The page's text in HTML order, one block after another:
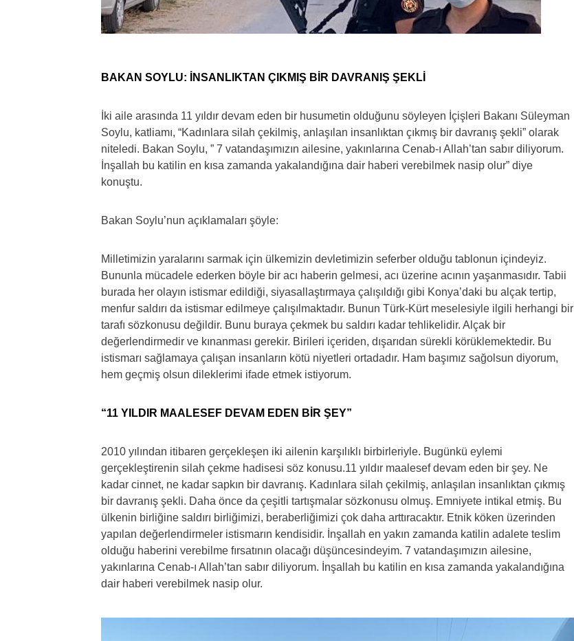
BAKAN SOYLU: İNSANLIKTAN ÇIKMIŞ BİR DAVRANIŞ ŞEKLİ
İki aile arasında 11 yıldır devam eden bir husumetin olduğunu söyleyen İçişleri Bakanı Süleyman
Soylu, katliamı, “Kadınlara silah çekilmiş, anlaşılan insanlıktan çıkmış bir davranış şekli” olarak
niteledi. Bakan Soylu, ” 7 vatandaşımızın ailesine, yakınlarına Cenab-ı Allah’tan sabır diliyorum.
İnşallah bu katilin en kısa zamanda yakalandığına dair haberi verebilmek nasip olur” diye
konuştu.
Bakan Soylu’nun açıklamaları şöyle:
Milletimizin yaralarını sarmak için ülkemizin devletimizin seferber olduğu tablonun içindeyiz.
Bununla mücadele ederken böyle bir acı haberin gelmesi, acı üzerine acının yaşanmasıdır. Tabii
burada her olayın istismar edildiği, siyasallaştırmaya çalışıldığı gibi Konya’daki bu alçak tertip,
menfur saldırı da istismar edilmeye çalışılmaktadır. Bunun Türk-Kürt meselesiyle ilgili herhangi bir
tarafı sözkonusu değildir. Bunu buraya çekmek bu saldırı kadar tehlikelidir. Alçak bir
değerlendirmedir ve kınanması gerekir. Birileri içeriden, dışarıdan sürekli körüklemektedir. Bu
istismarı sağlamaya çalışan insanların kötü niyetleri ortadadır. Ham başımız sağolsun diyorum,
hem geçmiş olsun dileklerimi ifade etmek istiyorum.
“11 YILDIR MAALESEF DEVAM EDEN BİR ŞEY”
2010 yılından itibaren gerçekleşen iki ailenin karşılıklı birbirleriyle. Bugünkü eylemi
gerçekleştirenin silah çekme hadisesi söz konusu.11 yıldır maalesef devam eden bir şey. Ne
kadar cinnet, ne kadar sapkın bir davranış. Kadınlara silah çekilmiş, anlaşılan insanlıktan çıkmış
bir davranış şekli. Daha önce da çeşitli tartışmalar sözkonusu olmuş. Emniyete intikal etmiş. Bu
ülkenin birliğine saldırı birliğimizi, beraberliğimizi çok daha arttıracaktır. Etnik köken üzerinden
yapılan değerlendirmeler istismarın kendisidir. İnşallah en yakın zamanda katilin adalete teslim
olduğu haberini verebilme fırsatının olacağı düşüncesindeyim. 7 vatandaşımızın ailesine,
yakınlarına Cenab-ı Allah’tan sabır diliyorum. İnşallah bu katilin en kısa zamanda yakalandığına
dair haberi verebilmek nasip olur.